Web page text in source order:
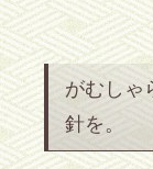
がむしゃ
針を。